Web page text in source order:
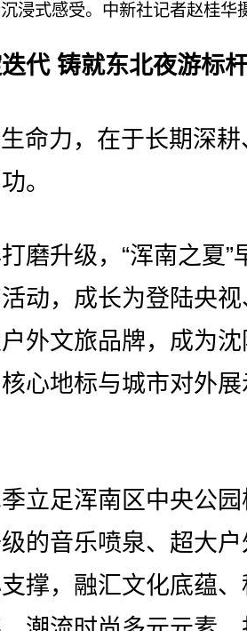
浸式感受。中新社记者赵桂华
代 铸就东北夜游标
力，在于长期深耕
。
升级，“浑南之夏”
动，成长为登陆央
外文旅品牌，成为
心地标与城市对外
足浑南区中央公园
的音乐喷泉、超大
撑，融汇文化底蕴